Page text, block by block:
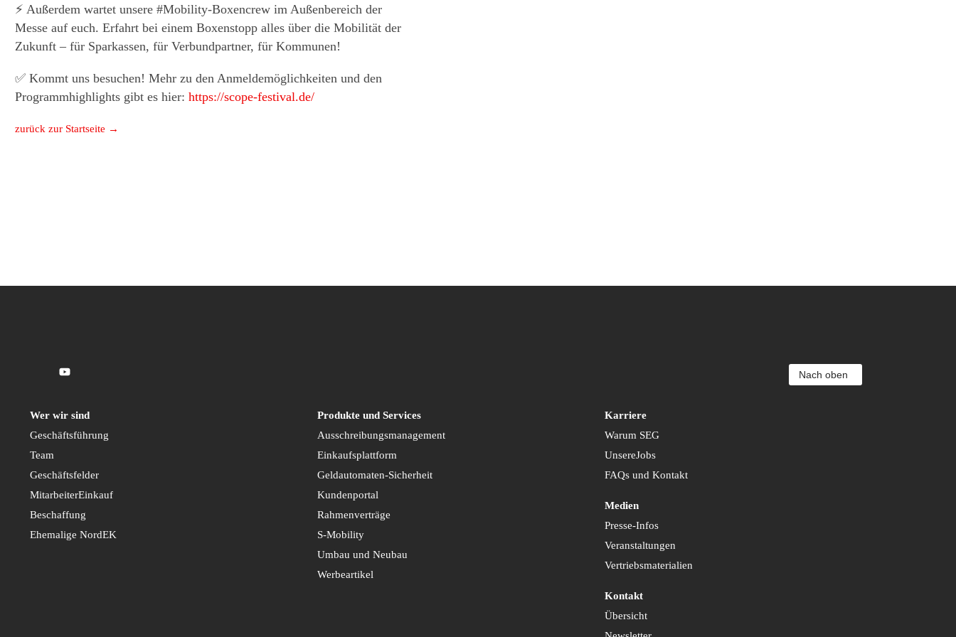
⚡ Außerdem wartet unsere #Mobility-Boxencrew im Außenbereich der
Messe auf euch. Erfahrt bei einem Boxenstopp alles über die Mobilität der
Zukunft – für Sparkassen, für Verbundpartner, für Kommunen!
✅ Kommt uns besuchen! Mehr zu den Anmeldemöglichkeiten und den
Programmhighlights gibt es hier: https://scope-festival.de/
zurück zur Startseite →
Nach oben
Wer wir sind
Geschäftsführung
Team
Geschäftsfelder
MitarbeiterEinkauf
Beschaffung
Ehemalige NordEK
Produkte und Services
Ausschreibungsmanagement
Einkaufsplattform
Geldautomaten-Sicherheit
Kundenportal
Rahmenverträge
S-Mobility
Umbau und Neubau
Werbeartikel
Karriere
Warum SEG
UnsereJobs
FAQs und Kontakt
Medien
Presse-Infos
Veranstaltungen
Vertriebsmaterialien
Kontakt
Übersicht